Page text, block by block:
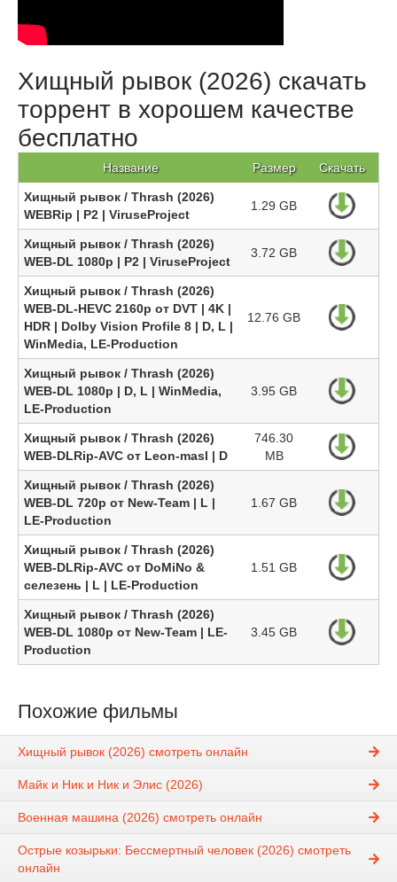
Хищный рывок (2026) скачать
торрент в хорошем качестве
бесплатно
Название Размер Скачать
Хищный рывок / Thrash (2026)
WEBRip | P2 | ViruseProject
1.29 GB
Хищный рывок / Thrash (2026)
WEB-DL 1080p | P2 | ViruseProject
3.72 GB
Хищный рывок / Thrash (2026)
WEB-DL-HEVC 2160p от DVT | 4K |
HDR | Dolby Vision Profile 8 | D, L |
WinMedia, LE-Production
12.76 GB
Хищный рывок / Thrash (2026)
WEB-DL 1080p | D, L | WinMedia,
LE-Production
3.95 GB
Хищный рывок / Thrash (2026)
WEB-DLRip-AVC от Leon-masl | D
746.30
MB
Хищный рывок / Thrash (2026)
WEB-DL 720p от New-Team | L |
LE-Production
1.67 GB
Хищный рывок / Thrash (2026)
WEB-DLRip-AVC от DoMiNo &
селезень | L | LE-Production
1.51 GB
Хищный рывок / Thrash (2026)
WEB-DL 1080p от New-Team | LE-
Production
3.45 GB
Похожие фильмы
Хищный рывок (2026) смотреть онлайн
Майк и Ник и Ник и Элис (2026)
Военная машина (2026) смотреть онлайн
Острые козырьки: Бессмертный человек (2026) смотреть
онлайн